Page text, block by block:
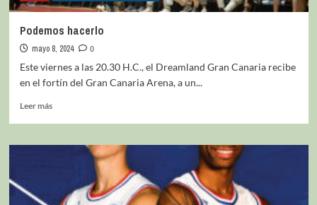
Podemos hacerlo
mayo 8, 2024
0
Este viernes a las 20.30 H.C., el Dreamland Gran Canaria recibe
en el fortín del Gran Canaria Arena, a un...
Leer más